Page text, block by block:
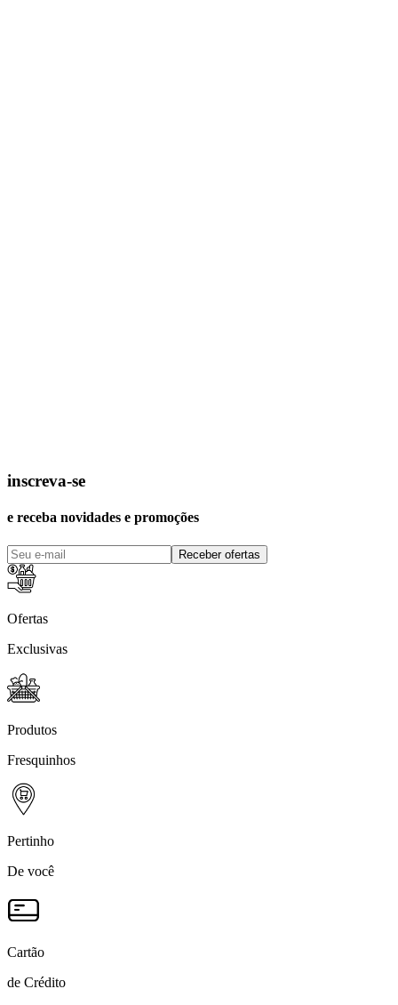
inscreva-se
e receba novidades e promoções
Receber ofertas
Ofertas
Exclusivas
Produtos
Fresquinhos
Pertinho
De você
Cartão
de Crédito